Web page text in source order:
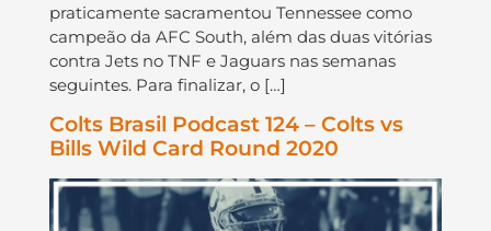
praticamente sacramentou Tennessee como
campeão da AFC South, além das duas vitórias
contra Jets no TNF e Jaguars nas semanas
seguintes. Para finalizar, o […]
Colts Brasil Podcast 124 – Colts vs
Bills Wild Card Round 2020